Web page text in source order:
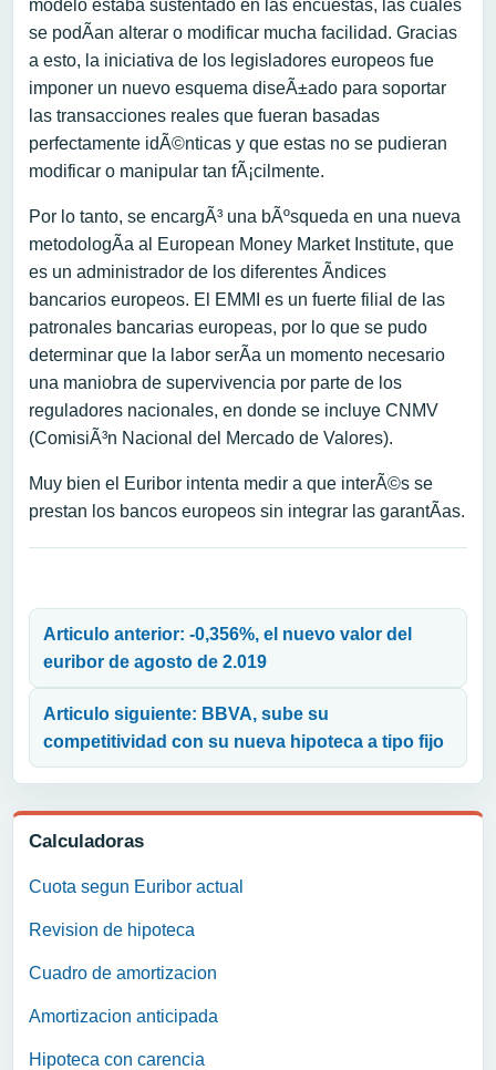
Calculadoras
Cuota segun Euribor actual
Revision de hipoteca
Cuadro de amortizacion
Amortizacion anticipada
Hipoteca con carencia
modelo estaba sustentado en las encuestas, las cuales
se podÃ­an alterar o modificar mucha facilidad. Gracias
a esto, la iniciativa de los legisladores europeos fue
imponer un nuevo esquema diseÃ±ado para soportar
las transacciones reales que fueran basadas
perfectamente idÃ©nticas y que estas no se pudieran
modificar o manipular tan fÃ¡cilmente.
Por lo tanto, se encargÃ³ una bÃºsqueda en una nueva
metodologÃ­a al European Money Market Institute, que
es un administrador de los diferentes Ã­ndices
bancarios europeos. El EMMI es un fuerte filial de las
patronales bancarias europeas, por lo que se pudo
determinar que la labor serÃ­a un momento necesario
una maniobra de supervivencia por parte de los
reguladores nacionales, en donde se incluye CNMV
(ComisiÃ³n Nacional del Mercado de Valores).
Muy bien el Euribor intenta medir a que interÃ©s se
prestan los bancos europeos sin integrar las garantÃ­as.
Articulo anterior: -0,356%, el nuevo valor del
euribor de agosto de 2.019
Articulo siguiente: BBVA, sube su
competitividad con su nueva hipoteca a tipo fijo